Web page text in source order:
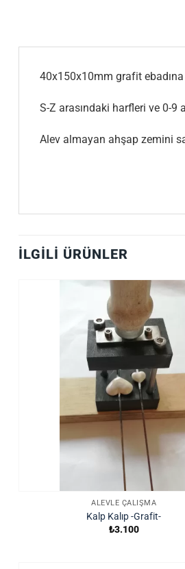
40x150x10mm grafit
S-Z arasındaki harfleri ve 0-9
Alev almayan ahşap zemini
İLGILI ÜRÜNLER
ALEVLE ÇALIŞMA
Kalp Kalıp -Grafit-
₺3.100